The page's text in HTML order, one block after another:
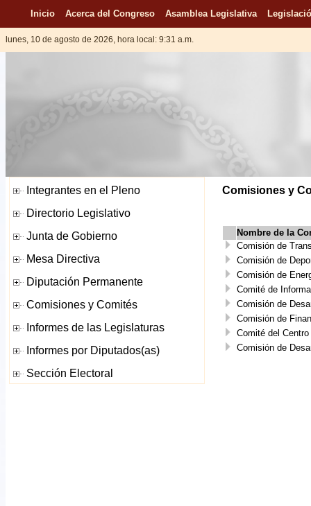
Inicio Acerca del Congreso Asamblea Legislativa
lunes, 10 de agosto de 2026, hora local: 9:31 a.m.
Comisiones y
Nombre de la
Comisión de
Comisión de
Comisión de
Comité de
Comisión de
Comisión de
Comité del
Comisión de